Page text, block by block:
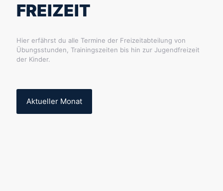
FREIZEIT
Hier erfährst du alle Termine der Freizeitabteilung von
Übungsstunden, Trainingszeiten bis hin zur Jugendfreizeit
der Kinder.
Aktueller Monat